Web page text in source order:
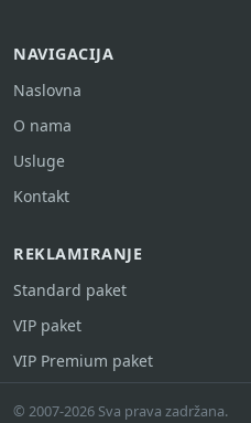
NAVIGACIJA
Naslovna
O nama
Usluge
Kontakt
REKLAMIRANJE
Standard paket
VIP paket
VIP Premium paket
© 2007-2026 Sva prava zadržana.